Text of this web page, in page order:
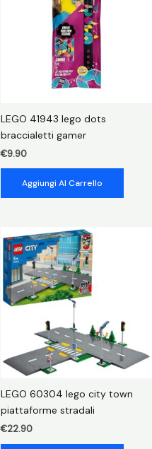
LEGO 41943 lego dots
braccialetti gamer
€9.90
Aggiungi Al Carrello
LEGO 60304 lego city town
piattaforme stradali
€22.90